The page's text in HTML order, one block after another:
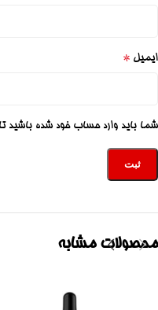
ایمیل *
شما باید وارد حساب خود شده باشید
محصولات مشابه